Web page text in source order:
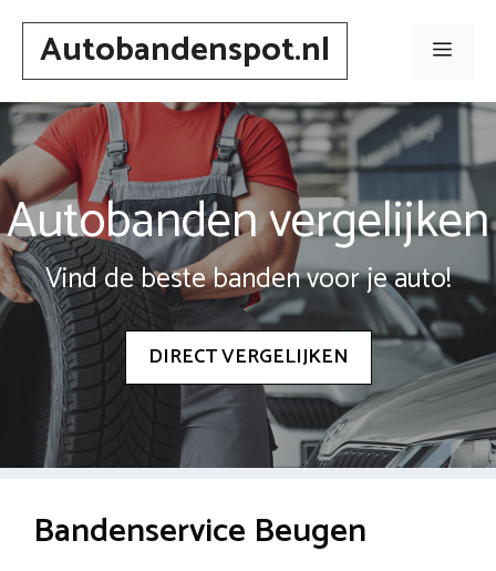
Spring
inhoudAutobandenspot.nl Menu
Autobanden vergelijken
Vind de beste banden voor je auto!
DIRECT VERGELIJKEN
Bandenservice Beugen